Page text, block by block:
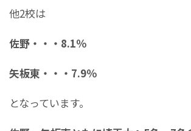
他2校は
佐野・・・8.1％
矢板東・・・7.9％
となっています。